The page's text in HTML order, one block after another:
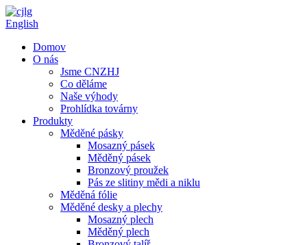
English
Domov
O nás
Jsme CNZHJ
Co děláme
Naše výhody
Prohlídka továrny
Produkty
Měděné pásky
Mosazný pásek
Měděný pásek
Bronzový proužek
Pás ze slitiny mědi a niklu
Měděná fólie
Měděné desky a plechy
Mosazný plech
Měděný plech